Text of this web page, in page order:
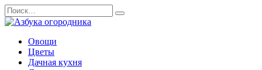
Перейти
к
содержанию
Search
for:
Овощи
Цветы
Дачная кухня